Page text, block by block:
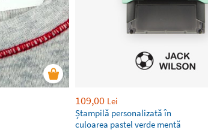
109,00 Lei
Ștampilă personalizată în
culoarea pastel verde mentă